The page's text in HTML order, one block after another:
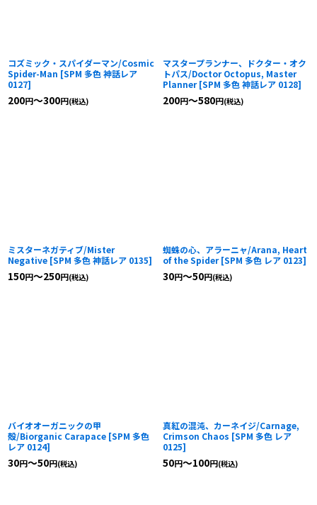
コズミック・スパイダーマン/Cosmic
Spider-Man [SPM 多色 神話レア
0127]
200円～300円(税込)
マスタープランナー、ドクター・オク
トパス/Doctor Octopus, Master
Planner [SPM 多色 神話レア 0128]
200円～580円(税込)
ミスターネガティブ/Mister
Negative [SPM 多色 神話レア 0135]
150円～250円(税込)
蜘蛛の心、アラーニャ/Arana, Heart
of the Spider [SPM 多色 レア 0123]
30円～50円(税込)
バイオオーガニックの甲
殻/Biorganic Carapace [SPM 多色
レア 0124]
30円～50円(税込)
真紅の混沌、カーネイジ/Carnage,
Crimson Chaos [SPM 多色 レア
0125]
50円～100円(税込)